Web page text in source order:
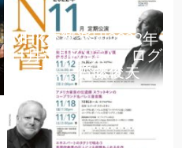
NHK交響楽団2022年
11月定期公演Aプログ
ラム｜齋藤俊夫